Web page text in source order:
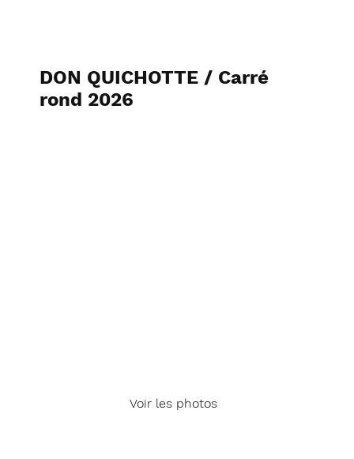
DON QUICHOTTE / Carré
rond 2026
Voir les photos